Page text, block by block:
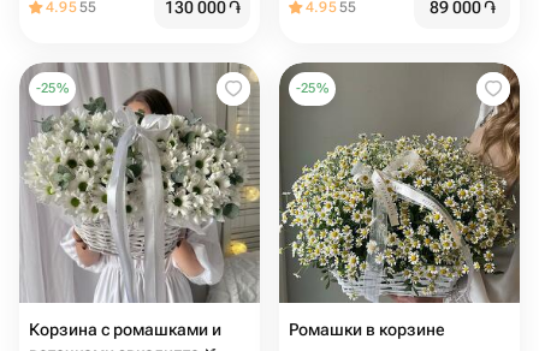
4.9555 130 000֏ 4.9555 89 000֏
-25%
Корзина с ромашками и
-25%
Ромашки в корзине